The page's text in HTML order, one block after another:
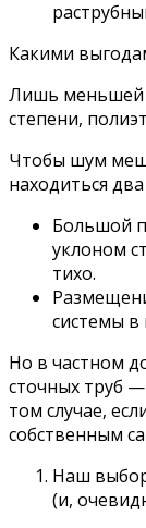
Какими
Лишь меньшей
степени,
Чтобы шум
находиться
Большой
уклоном
тихо.
системы
Но в частном
сточных труб
том случае,
собственным
Наш
(и,